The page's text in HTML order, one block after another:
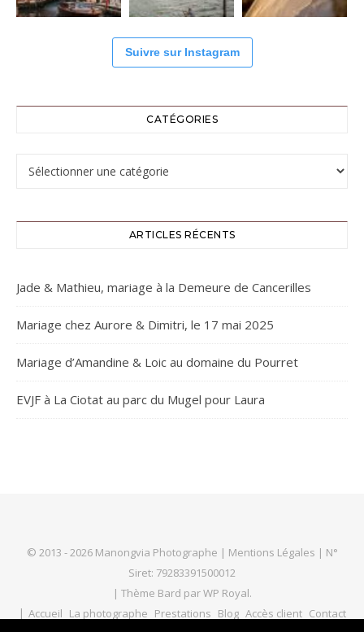
Suivre sur Instagram
CATÉGORIES
Catégories
ARTICLES RÉCENTS
Jade & Mathieu, mariage à la Demeure de Cancerilles
Mariage chez Aurore & Dimitri, le 17 mai 2025
Mariage d’Amandine & Loic au domaine du Pourret
EVJF à La Ciotat au parc du Mugel pour Laura
© 2013 - 2026 Manongvia Photographe | Mentions Légales | N°
Siret: 79283391500012
| Thème Bard parWP Royal.
Accueil La photographe Prestations Blog Accès client Contact